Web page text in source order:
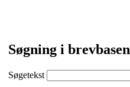
Søgning i brevbasen
Søgetekst